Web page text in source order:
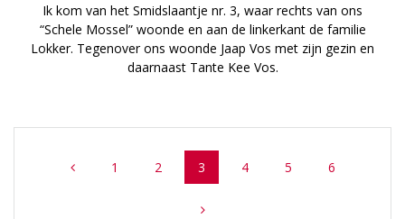
Ik kom van het Smidslaantje nr. 3, waar rechts van ons
“Schele Mossel” woonde en aan de linkerkant de familie
Lokker. Tegenover ons woonde Jaap Vos met zijn gezin en
daarnaast Tante Kee Vos.
navigation
Page
1 Page
2 Page
3 Page
4 Page
5 Page
6